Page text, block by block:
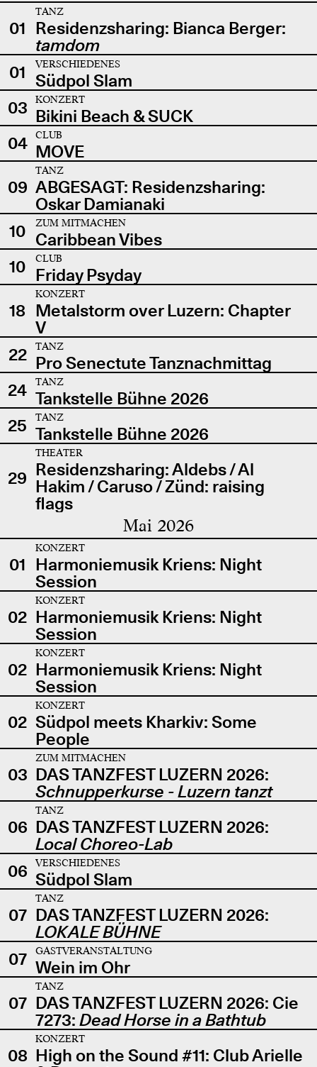
01
TANZ
Residenzsharing: Bianca Berger:
tamdom
01
VERSCHIEDENES
Südpol Slam
03
KONZERT
Bikini Beach & SUCK
04
CLUB
MOVE
09
TANZ
ABGESAGT: Residenzsharing:
Oskar Damianaki
10
ZUM MITMACHEN
Caribbean Vibes
10
CLUB
Friday Psyday
18
KONZERT
Metalstorm over Luzern: Chapter
V
22
TANZ
Pro Senectute Tanznachmittag
24
TANZ
Tankstelle Bühne 2026
25
TANZ
Tankstelle Bühne 2026
29
THEATER
Residenzsharing: Aldebs / Al
Hakim / Caruso / Zünd: raising
flags
Mai 2026
01
KONZERT
Harmoniemusik Kriens: Night
Session
02
KONZERT
Harmoniemusik Kriens: Night
Session
02
KONZERT
Harmoniemusik Kriens: Night
Session
02
KONZERT
Südpol meets Kharkiv: Some
People
03
ZUM MITMACHEN
DAS TANZFEST LUZERN 2026:
Schnupperkurse - Luzern tanzt
06
TANZ
DAS TANZFEST LUZERN 2026:
Local Choreo-Lab
06
VERSCHIEDENES
Südpol Slam
07
TANZ
DAS TANZFEST LUZERN 2026:
LOKALE BÜHNE
07
GASTVERANSTALTUNG
Wein im Ohr
07
TANZ
DAS TANZFEST LUZERN 2026: Cie
7273: Dead Horse in a Bathtub
08
KONZERT
High on the Sound #11: Club Arielle